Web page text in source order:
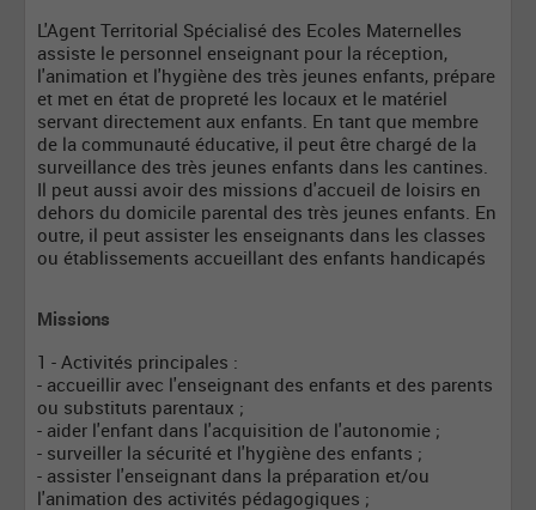
L'Agent Territorial Spécialisé des Ecoles Maternelles
assiste le personnel enseignant pour la réception,
l'animation et l'hygiène des très jeunes enfants, prépare
et met en état de propreté les locaux et le matériel
servant directement aux enfants. En tant que membre
de la communauté éducative, il peut être chargé de la
surveillance des très jeunes enfants dans les cantines.
Il peut aussi avoir des missions d'accueil de loisirs en
dehors du domicile parental des très jeunes enfants. En
outre, il peut assister les enseignants dans les classes
ou établissements accueillant des enfants handicapés
Missions
1 - Activités principales :
- accueillir avec l'enseignant des enfants et des parents
ou substituts parentaux ;
- aider l'enfant dans l'acquisition de l'autonomie ;
- surveiller la sécurité et l'hygiène des enfants ;
- assister l'enseignant dans la préparation et/ou
l'animation des activités pédagogiques ;